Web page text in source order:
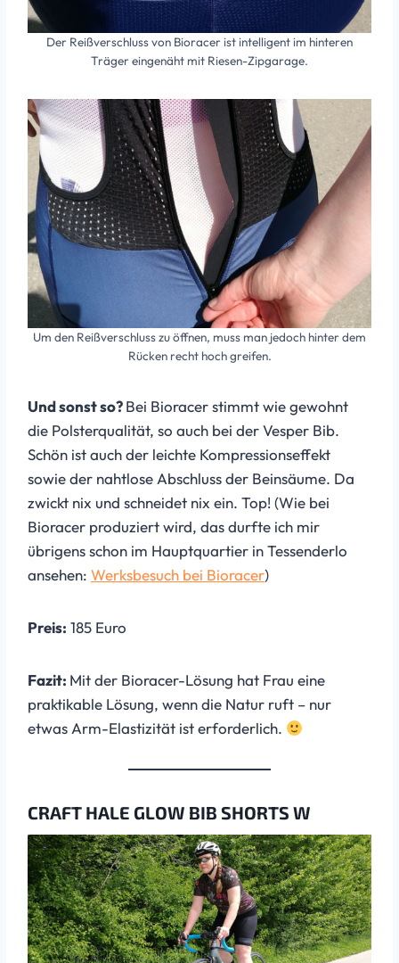
Der Reißverschluss von Bioracer ist intelligent im hinteren
Träger eingenäht mit Riesen-Zipgarage.
Um den Reißverschluss zu öffnen, muss man jedoch hinter dem
Rücken recht hoch greifen.
Und sonst so?Bei Bioracer stimmt wie gewohnt
die Polsterqualität, so auch bei der Vesper Bib.
Schön ist auch der leichte Kompressionseffekt
sowie der nahtlose Abschluss der Beinsäume. Da
zwickt nix und schneidet nix ein. Top! (Wie bei
Bioracer produziert wird, das durfte ich mir
übrigens schon im Hauptquartier in Tessenderlo
ansehen: Werksbesuch bei Bioracer)
Preis: 185 Euro
Fazit: Mit der Bioracer-Lösung hat Frau eine
praktikable Lösung, wenn die Natur ruft – nur
etwas Arm-Elastizität ist erforderlich.
CRAFT HALE GLOW BIB SHORTS W